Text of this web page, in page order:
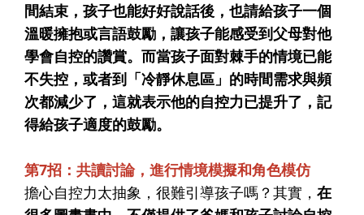
間結束，孩子也能好好說話後，也請給孩子一個
溫暖擁抱或言語鼓勵，讓孩子能感受到父母對他
學會自控的讚賞。而當孩子面對棘手的情境已能
不失控，或者到「冷靜休息區」的時間需求與頻
次都減少了，這就表示他的自控力已提升了，記
得給孩子適度的鼓勵。
第7招：共讀討論，進行情境模擬和角色模仿
擔心自控力太抽象，很難引導孩子嗎？其實， 在